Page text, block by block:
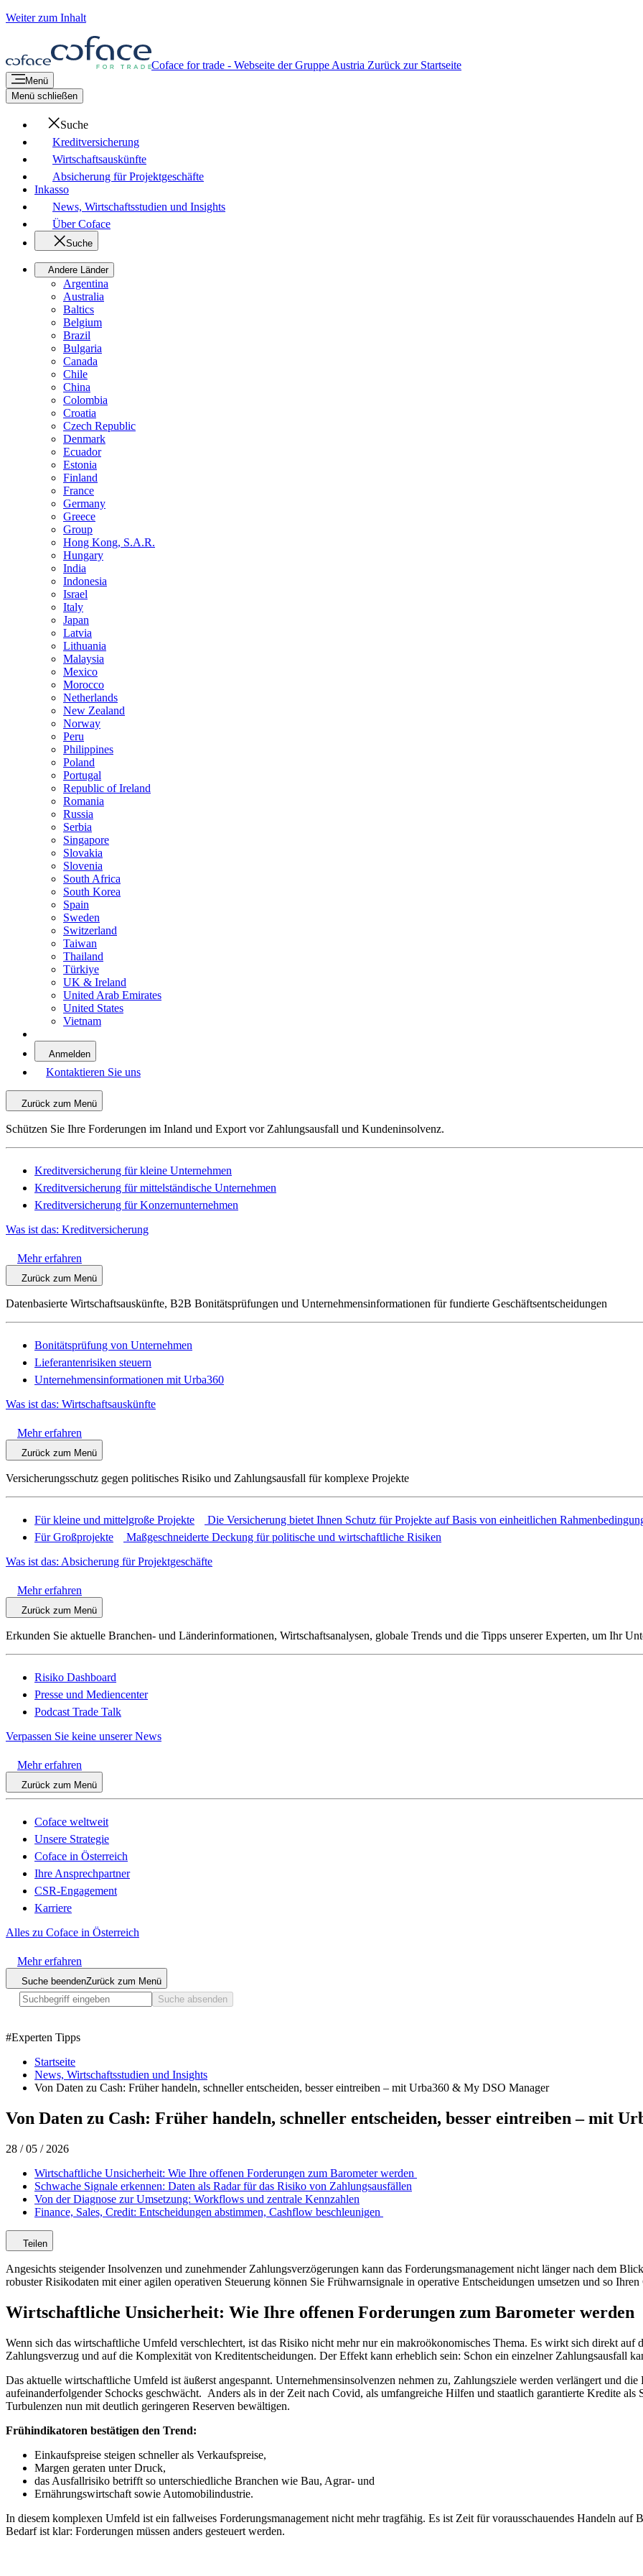
Weiter zum Inhalt
Coface for trade - Webseite der Gruppe Austria Zurück zur Startseite
Menü
Menü schließen
Suche
Kreditversicherung
Wirtschaftsauskünfte
Absicherung für Projektgeschäfte
Inkasso
News, Wirtschaftsstudien und Insights
Über Coface
Suche
Andere Länder
Argentina
Australia
Baltics
Belgium
Brazil
Bulgaria
Canada
Chile
China
Colombia
Croatia
Czech Republic
Denmark
Ecuador
Estonia
Finland
France
Germany
Greece
Group
Hong Kong, S.A.R.
Hungary
India
Indonesia
Israel
Italy
Japan
Latvia
Lithuania
Malaysia
Mexico
Morocco
Netherlands
New Zealand
Norway
Peru
Philippines
Poland
Portugal
Republic of Ireland
Romania
Russia
Serbia
Singapore
Slovakia
Slovenia
South Africa
South Korea
Spain
Sweden
Switzerland
Taiwan
Thailand
Türkiye
UK & Ireland
United Arab Emirates
United States
Vietnam
Anmelden
Kontaktieren Sie uns
Zurück zum Menü
Schützen Sie Ihre Forderungen im Inland und Export vor Zahlungsausfall und Kundeninsolvenz.
Kreditversicherung für kleine Unternehmen
Kreditversicherung für mittelständische Unternehmen
Kreditversicherung für Konzernunternehmen
Was ist das: Kreditversicherung
Mehr erfahren
Zurück zum Menü
Datenbasierte Wirtschaftsauskünfte, B2B Bonitätsprüfungen und Unternehmensinformationen für fundierte Geschäftsentscheidungen
Bonitätsprüfung von Unternehmen
Lieferantenrisiken steuern
Unternehmensinformationen mit Urba360
Was ist das: Wirtschaftsauskünfte
Mehr erfahren
Zurück zum Menü
Versicherungsschutz gegen politisches Risiko und Zahlungsausfall für komplexe Projekte
Für kleine und mittelgroße Projekte
Die Versicherung bietet Ihnen Schutz für Projekte auf Basis von einheitlichen
Für Großprojekte
Maßgeschneiderte Deckung für politische und wirtschaftliche Risiken
Was ist das: Absicherung für Projektgeschäfte
Mehr erfahren
Zurück zum Menü
Erkunden Sie aktuelle Branchen- und Länderinformationen, Wirtschaftsanalysen, globale Trends und die Tipps unserer Experten, um Ihr
Risiko Dashboard
Presse und Mediencenter
Podcast Trade Talk
Verpassen Sie keine unserer News
Mehr erfahren
Zurück zum Menü
Coface weltweit
Unsere Strategie
Coface in Österreich
Ihre Ansprechpartner
CSR-Engagement
Karriere
Alles zu Coface in Österreich
Mehr erfahren
Suche beendenZurück zum Menü
Suche absenden
#Experten Tipps
Startseite
News, Wirtschaftsstudien und Insights
Von Daten zu Cash: Früher handeln, schneller entscheiden, besser eintreiben – mit Urba360 & My DSO Manager
Von Daten zu Cash: Früher handeln, schneller entscheiden, besser eintreiben – mit
28 / 05 / 2026
Wirtschaftliche Unsicherheit: Wie Ihre offenen Forderungen zum Barometer werden
Schwache Signale erkennen: Daten als Radar für das Risiko von Zahlungsausfällen
Von der Diagnose zur Umsetzung: Workflows und zentrale Kennzahlen
Finance, Sales, Credit: Entscheidungen abstimmen, Cashflow beschleunigen
Teilen
Angesichts steigender Insolvenzen und zunehmender Zahlungsverzögerungen kann das Forderungsmanagement nicht länger nach dem
robuster Risikodaten mit einer agilen operativen Steuerung können Sie Frühwarnsignale in operative Entscheidungen umsetzen und so
Wirtschaftliche Unsicherheit: Wie Ihre offenen Forderungen zum Barometer werden
Wenn sich das wirtschaftliche Umfeld verschlechtert, ist das Risiko nicht mehr nur ein makroökonomisches Thema. Es wirkt sich direkt auf
Zahlungsverzug und auf die Komplexität von Kreditentscheidungen. Der Effekt kann erheblich sein: Schon ein einzelner Zahlungsausfall
Das aktuelle wirtschaftliche Umfeld ist äußerst angespannt. Unternehmensinsolvenzen nehmen zu, Zahlungsziele werden verlängert und
aufeinanderfolgender Schocks geschwächt. Anders als in der Zeit nach Covid, als umfangreiche Hilfen und staatlich garantierte Kredite als
Turbulenzen nun mit deutlich geringeren Reserven bewältigen.
Frühindikatoren bestätigen den Trend:
Einkaufspreise steigen schneller als Verkaufspreise,
Margen geraten unter Druck,
das Ausfallrisiko betrifft so unterschiedliche Branchen wie Bau, Agrar- und
Ernährungswirtschaft sowie Automobilindustrie.
In diesem komplexen Umfeld ist ein fallweises Forderungsmanagement nicht mehr tragfähig. Es ist Zeit für vorausschauendes Handeln auf
Bedarf ist klar: Forderungen müssen anders gesteuert werden.